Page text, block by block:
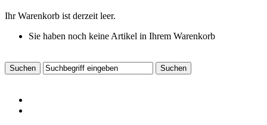
Ihr Warenkorb ist derzeit leer.
Sie haben noch keine Artikel in Ihrem Warenkorb